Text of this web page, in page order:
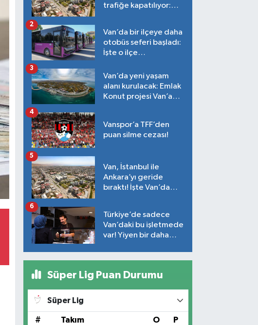
trafiğe kapatılıyor:
Van’da bir ilçeye daha
otobüs seferi başladı:
İşte o ilçe…
2
Van’da yeni yaşam
alanı kurulacak: Emlak
Konut projesi Van’a
3
Vanspor’a TFF’den
puan silme cezası!
4
Van, İstanbul ile
Ankara’yı geride
bıraktı! İşte Van’da
5
Türkiye’de sadece
Van’daki bu işletmede
var! Yiyen bir daha
6
Süper Lig Puan Durumu
Süper Lig
# Takım O P